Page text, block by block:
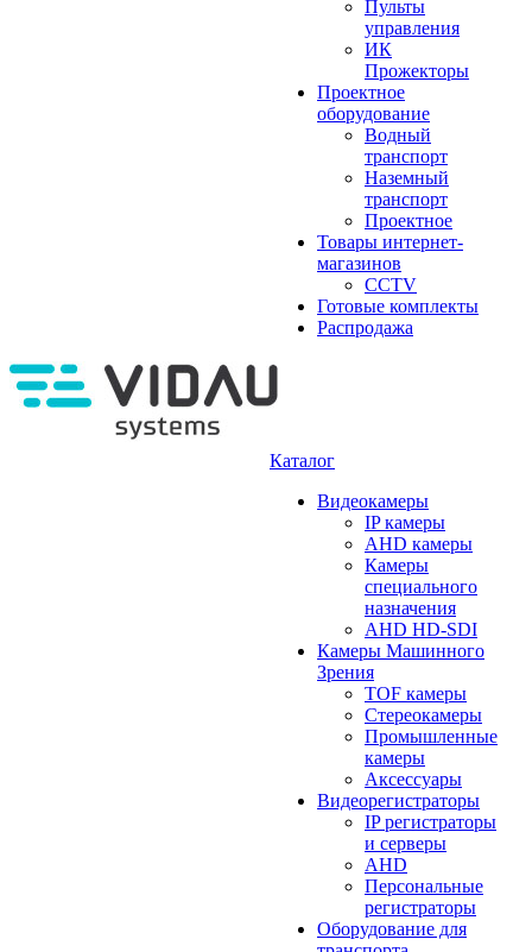
Пульты
управления
ИК
Прожекторы
Проектное
оборудование
Водный
транспорт
Наземный
транспорт
Проектное
Товары интернет-
магазинов
CCTV
Готовые комплекты
Распродажа
Каталог
Видеокамеры
IP камеры
AHD камеры
Камеры
специального
назначения
AHD HD-SDI
Камеры Машинного
Зрения
TOF камеры
Стереокамеры
Промышленные
камеры
Аксессуары
Видеорегистраторы
IP регистраторы
и серверы
AHD
Персональные
регистраторы
Оборудование для